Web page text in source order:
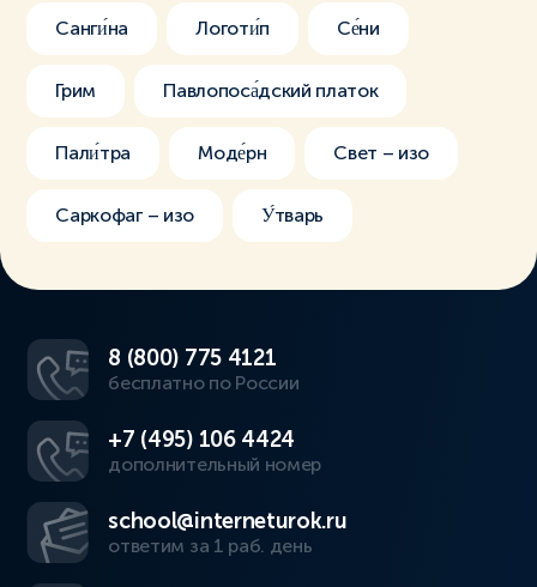
Санги́на Логоти́п Се́ни
Грим Павлопоса́дский платок
Пали́тра Моде́рн Свет – изо
Саркофаг – изо У́тварь
8 (800) 775 4121
бесплатно по России
+7 (495) 106 4424
дополнительный номер
school@interneturok.ru
ответим за 1 раб. день